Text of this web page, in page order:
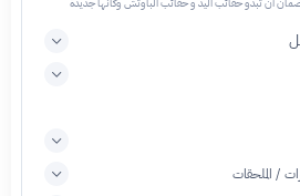
/ الملحقات